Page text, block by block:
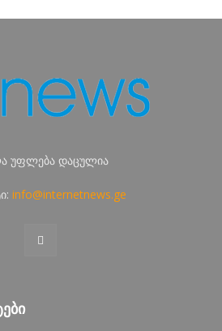
უფლება დაცულია
info@internetnews.ge